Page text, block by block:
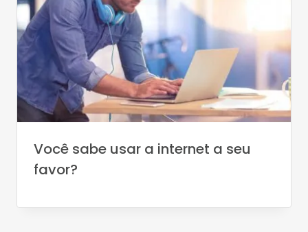
Você sabe usar a internet a seu
favor?